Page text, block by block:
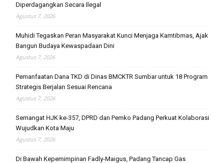
Diperdagangkan Secara Ilegal
Agustus 7, 2026
Muhidi Tegaskan Peran Masyarakat Kunci Menjaga Kamtibmas, Ajak
Bangun Budaya Kewaspadaan Dini
Agustus 7, 2026
Pemanfaatan Dana TKD di Dinas BMCKTR Sumbar untuk 18 Program
Strategis Berjalan Sesuai Rencana
Agustus 7, 2026
Semangat HJK ke-357, DPRD dan Pemko Padang Perkuat Kolaborasi
Wujudkan Kota Maju
Agustus 7, 2026
Di Bawah Kepemimpinan Fadly-Maigus, Padang Tancap Gas